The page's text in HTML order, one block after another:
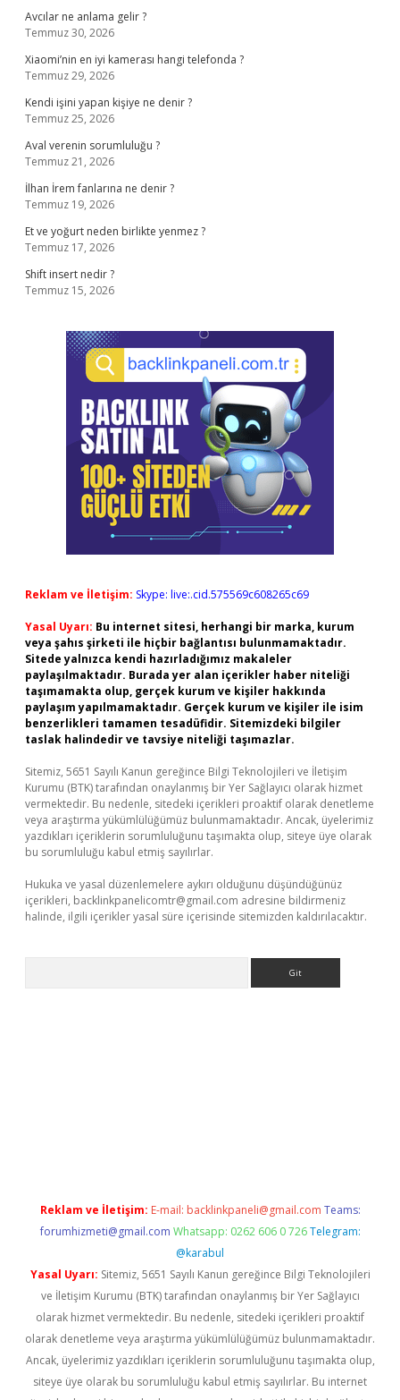
Avcılar ne anlama gelir ?
Temmuz 30, 2026
Xiaomi’nin en iyi kamerası hangi telefonda ?
Temmuz 29, 2026
Kendi işini yapan kişiye ne denir ?
Temmuz 25, 2026
Aval verenin sorumluluğu ?
Temmuz 21, 2026
İlhan İrem fanlarına ne denir ?
Temmuz 19, 2026
Et ve yoğurt neden birlikte yenmez ?
Temmuz 17, 2026
Shift insert nedir ?
Temmuz 15, 2026
Reklam ve İletişim: Skype: live:.cid.575569c608265c69
Yasal Uyarı: Bu internet sitesi, herhangi bir marka, kurum
veya şahıs şirketi ile hiçbir bağlantısı bulunmamaktadır.
Sitede yalnızca kendi hazırladığımız makaleler
paylaşılmaktadır. Burada yer alan içerikler haber niteliği
taşımamakta olup, gerçek kurum ve kişiler hakkında
paylaşım yapılmamaktadır. Gerçek kurum ve kişiler ile isim
benzerlikleri tamamen tesadüfidir. Sitemizdeki bilgiler
taslak halindedir ve tavsiye niteliği taşımazlar.
Sitemiz, 5651 Sayılı Kanun gereğince Bilgi Teknolojileri ve İletişim
Kurumu (BTK) tarafından onaylanmış bir Yer Sağlayıcı olarak hizmet
vermektedir. Bu nedenle, sitedeki içerikleri proaktif olarak denetleme
veya araştırma yükümlülüğümüz bulunmamaktadır. Ancak, üyelerimiz
yazdıkları içeriklerin sorumluluğunu taşımakta olup, siteye üye olarak
bu sorumluluğu kabul etmiş sayılırlar.
Hukuka ve yasal düzenlemelere aykırı olduğunu düşündüğünüz
içerikleri, backlinkpanelicomtr@gmail.com adresine bildirmeniz
halinde, ilgili içerikler yasal süre içerisinde sitemizden kaldırılacaktır.
Reklam ve İletişim: E-mail: backlinkpaneli@gmail.com Teams:
forumhizmeti@gmail.com Whatsapp: 0262 606 0 726 Telegram:
@karabul
Yasal Uyarı: Sitemiz, 5651 Sayılı Kanun gereğince Bilgi Teknolojileri
ve İletişim Kurumu (BTK) tarafından onaylanmış bir Yer Sağlayıcı
olarak hizmet vermektedir. Bu nedenle, sitedeki içerikleri proaktif
olarak denetleme veya araştırma yükümlülüğümüz bulunmamaktadır.
Ancak, üyelerimiz yazdıkları içeriklerin sorumluluğunu taşımakta olup,
siteye üye olarak bu sorumluluğu kabul etmiş sayılırlar. Bu internet